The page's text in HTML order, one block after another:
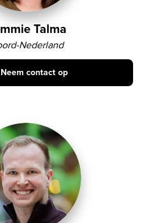
Talma
Nederland
Neem contact op